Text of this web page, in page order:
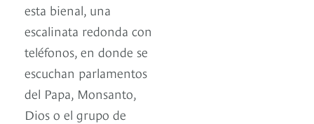
esta bienal, una
escalinata redonda con
teléfonos, en donde se
escuchan parlamentos
del Papa, Monsanto,
Dios o el grupo de